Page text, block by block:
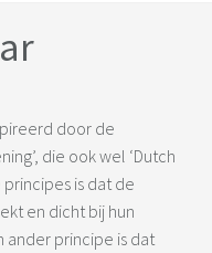
door de
die ook wel ‘Dutch
is dat de
en dicht bij hun
ander principe is dat